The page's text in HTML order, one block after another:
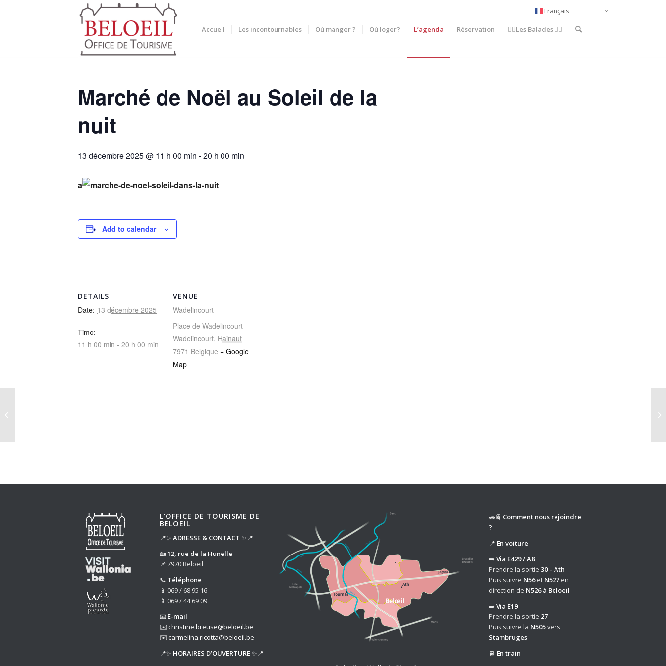
Accueil Les incontournables Où manger ? Où loger? L’agenda Réservation 🚶‍♀️Les Balades 🚴‍♂️
Marché de Noël au Soleil de la
nuit
13 décembre 2025 @ 11 h 00 min -20 h 00 min
a
Add to calendar
DETAILS
Date: 13 décembre 2025
Time:
11 h 00 min - 20 h 00 min
VENUE
Wadelincourt
Place de Wadelincourt
Wadelincourt, Hainaut
7971 Belgique + Google
Map
L’OFFICE DE TOURISME DE
BELOEIL
📍✨ ADRESSE & CONTACT ✨📍
🏡12, rue de la Hunelle
📌 7970 Beloeil
📞 Téléphone
📱 069 / 68 95 16
📱 069 / 44 69 09
📧 E-mail
✉️ christine.breuse@beloeil.be
✉️ carmelina.ricotta@beloeil.be
📍✨ HORAIRES D’OUVERTURE✨📍
🚗🚆 Comment nous rejoindre
?
📍 En voiture
➡️Via E429 / A8
Prendre la sortie30 – Ath
Puis suivre N56et N527 en
direction de N526 à Beloeil
➡️Via E19
Prendre la sortie 27
Puis suivre la N505vers
Stambruges
🚆 En train
Français